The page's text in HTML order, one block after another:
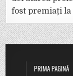
fost premiați la
PRIMA PAGINĂ